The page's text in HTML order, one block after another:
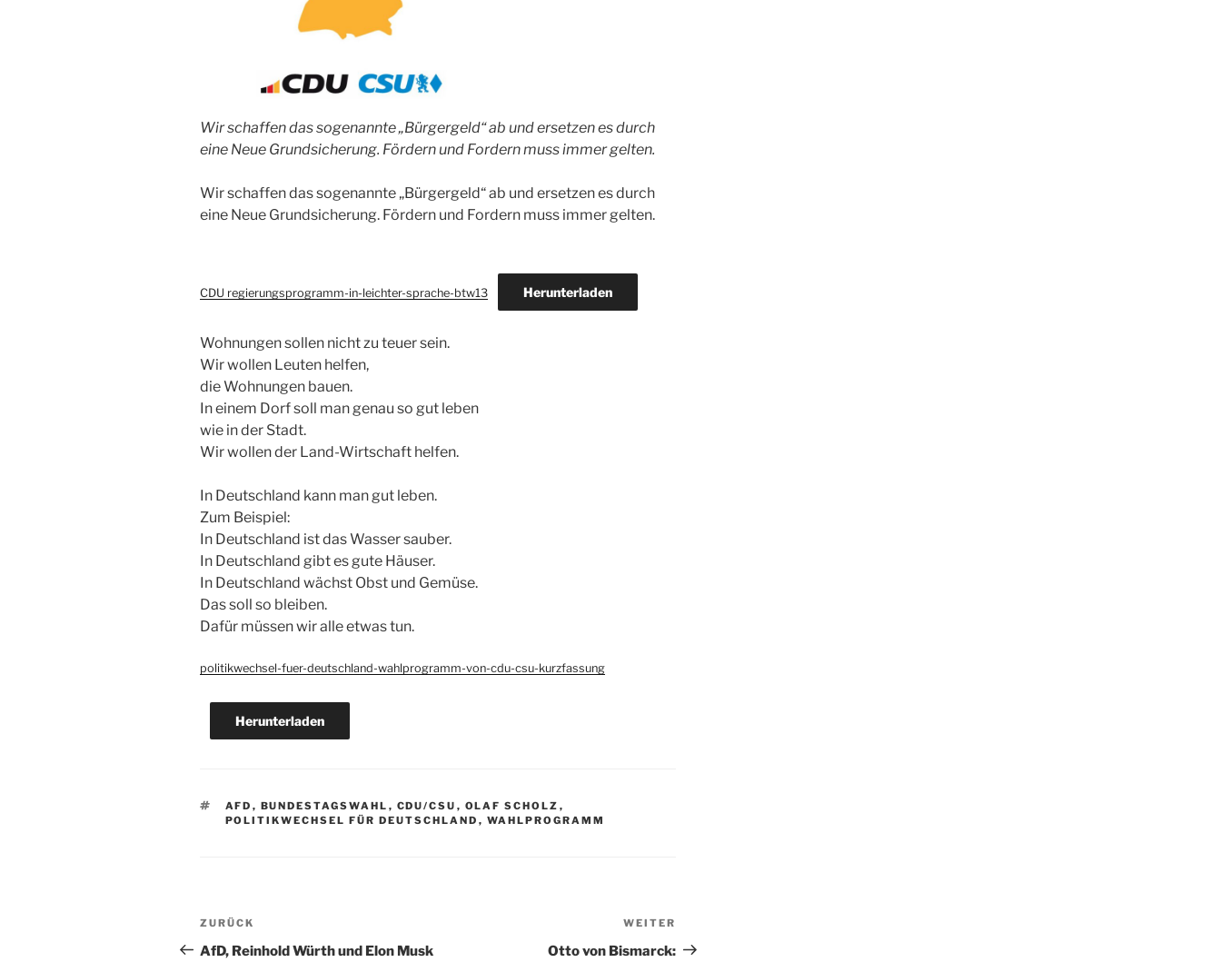
Wir schaffen das sogenannte „Bürgergeld“ ab und ersetzen es durch
eine Neue Grundsicherung. Fördern und Fordern muss immer gelten.
Wir schaffen das sogenannte „Bürgergeld“ ab und ersetzen es durch
eine Neue Grundsicherung. Fördern und Fordern muss immer gelten.
CDU regierungsprogramm-in-leichter-sprache-btw13 Herunterladen
Wohnungen sollen nicht zu teuer sein.
Wir wollen Leuten helfen,
die Wohnungen bauen.
In einem Dorf soll man genau so gut leben
wie in der Stadt.
Wir wollen der Land-Wirtschaft helfen.
In Deutschland kann man gut leben.
Zum Beispiel:
In Deutschland ist das Wasser sauber.
In Deutschland gibt es gute Häuser.
In Deutschland wächst Obst und Gemüse.
Das soll so bleiben.
Dafür müssen wir alle etwas tun.
politikwechsel-fuer-deutschland-wahlprogramm-von-cdu-csu-kurzfassung
Herunterladen
SCHLAGWÖRTER
AFD , BUNDESTAGSWAHL , CDU/CSU , OLAF SCHOLZ ,
POLITIKWECHSEL FÜR DEUTSCHLAND , WAHLPROGRAMM
Beitragsnavigation
Vorheriger
Beitrag
ZURÜCK
AfD, Reinhold Würth und Elon Musk
Beitrag
WEITER
Otto von Bismarck: